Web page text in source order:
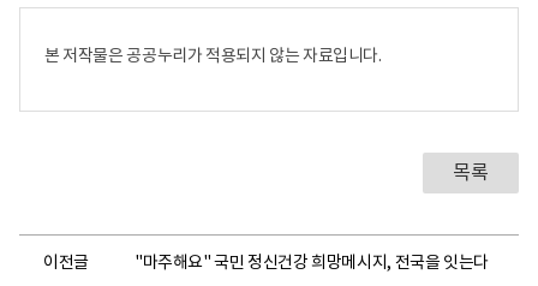
본 저작물은 공공누리가 적용되지 않는 자료입니다.
목록
이전글 "마주해요" 국민 정신건강 희망메시지, 전국을 잇는다